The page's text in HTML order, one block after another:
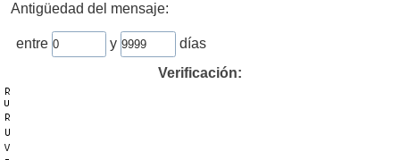
Antigüedad del mensaje:
entre y
días
Verificación: